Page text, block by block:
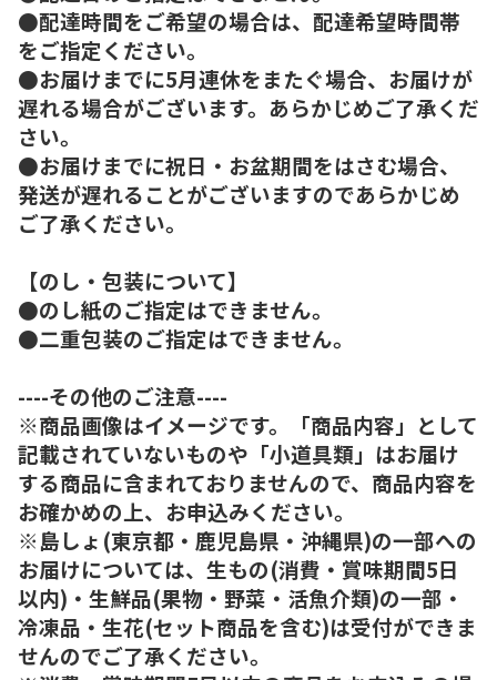
●配達時間をご希望の場合は、配達希望時間帯
をご指定ください。
●お届けまでに5月連休をまたぐ場合、お届けが
遅れる場合がございます。あらかじめご了承くだ
さい。
●お届けまでに祝日・お盆期間をはさむ場合、
発送が遅れることがございますのであらかじめ
ご了承ください。
【のし・包装について】
●のし紙のご指定はできません。
●二重包装のご指定はできません。
----その他のご注意----
※商品画像はイメージです。「商品内容」として
記載されていないものや「小道具類」はお届け
する商品に含まれておりませんので、商品内容を
お確かめの上、お申込みください。
※島しょ(東京都・鹿児島県・沖縄県)の一部への
お届けについては、生もの(消費・賞味期間5日
以内)・生鮮品(果物・野菜・活魚介類)の一部・
冷凍品・生花(セット商品を含む)は受付ができま
せんのでご了承ください。